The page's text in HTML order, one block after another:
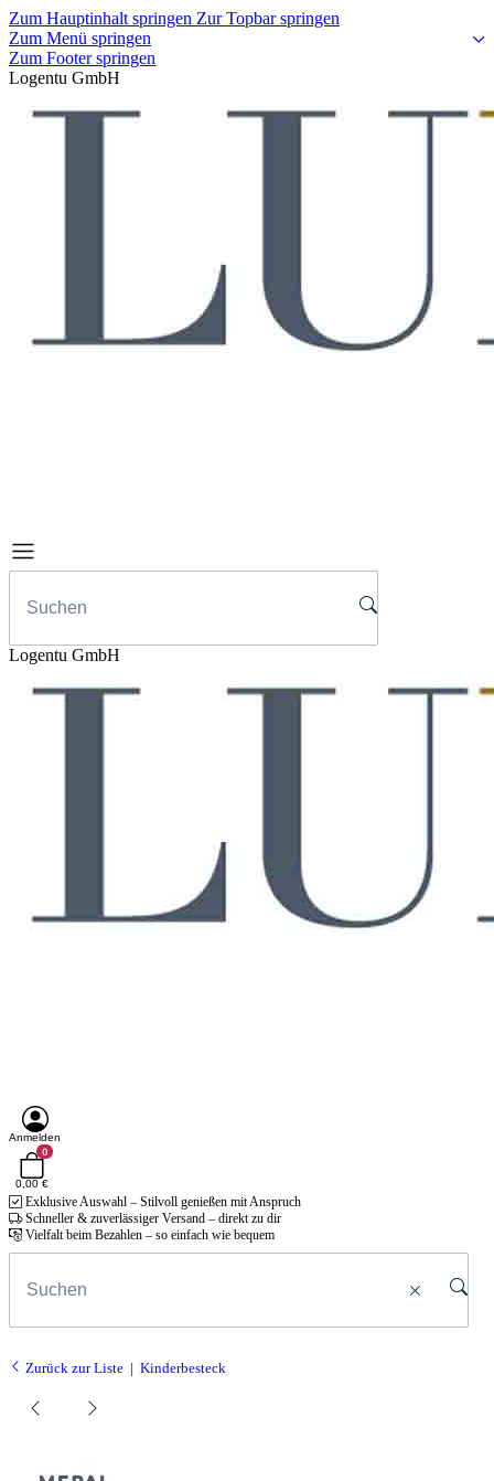
Zum Hauptinhalt springen Zur Topbar springen
Zum Menü springen
Zum Footer springen
Logentu GmbH
Logentu GmbH
Anmelden
0
0,00 €
Exklusive Auswahl – Stilvoll genießen mit Anspruch
Schneller & zuverlässiger Versand – direkt zu dir
Vielfalt beim Bezahlen – so einfach wie bequem
Zurück zur Liste Kinderbesteck